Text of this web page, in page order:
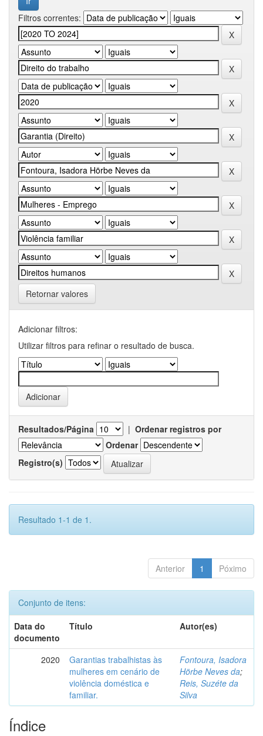
Filtros correntes:
Retornar valores
Adicionar filtros:
Utilizar filtros para refinar o resultado de busca.
Resultados/Página | Ordenar registros por
Ordenar
Registro(s)
Resultado 1-1 de 1.
Anterior 1 Póximo
Conjunto de itens:
Data do
documento
Título Autor(es)
2020
Garantias trabalhistas às
mulheres em cenário de
violência doméstica e
familiar.
Fontoura, Isadora
Hörbe Neves da;
Reis, Suzéte da
Silva
Índice